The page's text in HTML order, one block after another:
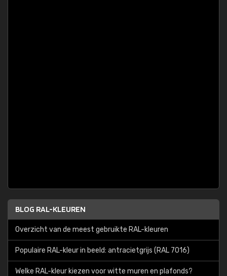
BLOG RAL-KLEUREN
Overzicht van de meest gebruikte RAL-kleuren
Populaire RAL-kleur in beeld: antracietgrijs (RAL 7016)
Welke RAL-kleur kiezen voor witte muren en plafonds?